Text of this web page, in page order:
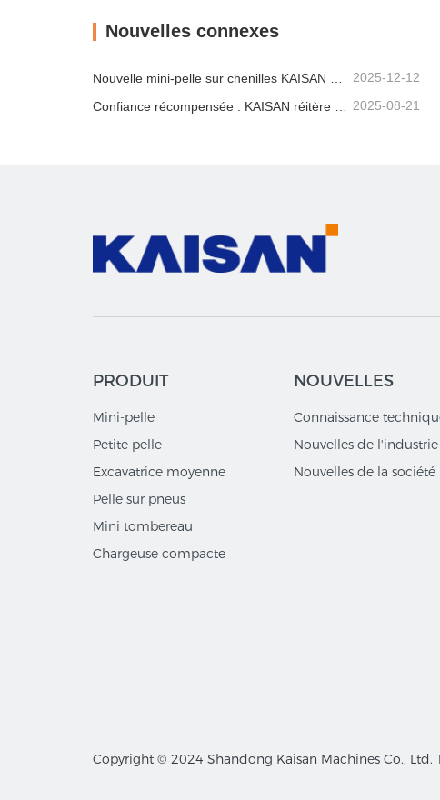
Nouvelles connexes
2025-12-12
2025-08-21
PRODUIT
Mini-pelle
Petite pelle
Excavatrice moyenne
Pelle sur pneus
Mini tombereau
Chargeuse compacte
NOUVELLES
Connaissance
Nouvelles de l'industrie
Nouvelles de la société
Copyright © 2024 Shandong Kaisan Machines Co., Ltd.